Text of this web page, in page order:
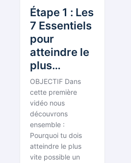
Étape 1 : Les
7 Essentiels
pour
atteindre le
plus
rapidement
possible 50
000€ de CA
annuel
OBJECTIF Dans
cette première
vidéo nous
découvrons
ensemble :
Pourquoi tu dois
atteindre le plus
vite possible un